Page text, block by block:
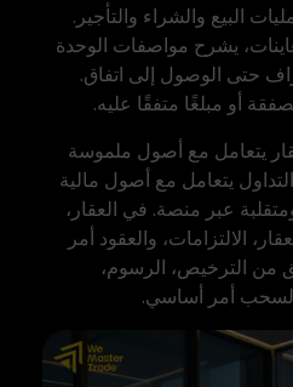
البيع والشراء والتأجير.
يشرح مواصفات الوحدة
حتى الوصول إلى اتفاق.
أو مبلغًا متفقًا عليه.
يتعامل مع أصول ملموسة
يتعامل مع أصول مالية
عبر منصة. في العقار،
الالتزامات، والعقود أمر
من الترخيص، الرسوم،
أمر أساسي.